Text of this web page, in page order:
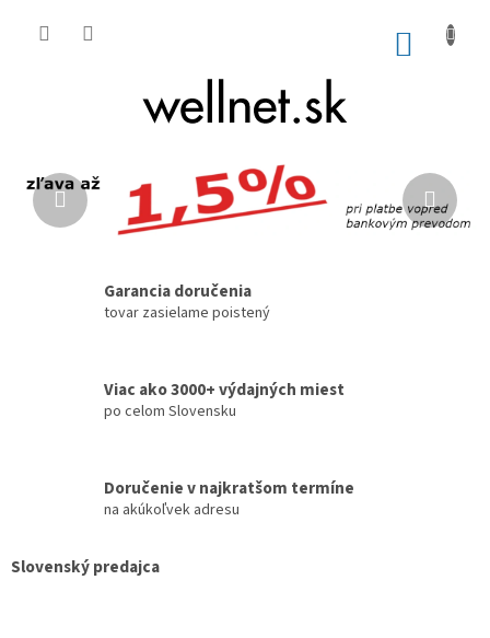
Bočný panel
Vitajte
Predchádzajúce
Garancia doručenia
tovar zasielame poistený
Viac ako 3000+ výdajných miest
po celom Slovensku
Doručenie v najkratšom termíne
na akúkoľvek adresu
Slovenský predajca